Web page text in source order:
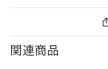
関連商品